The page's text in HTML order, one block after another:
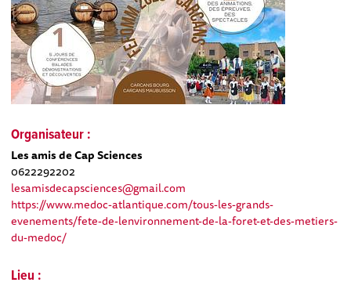
Organisateur :
Les amis de Cap Sciences
0622292202
lesamisdecapsciences@gmail.com
https://www.medoc-atlantique.com/tous-les-grands-
evenements/fete-de-lenvironnement-de-la-foret-et-des-metiers-
du-medoc/
Lieu :